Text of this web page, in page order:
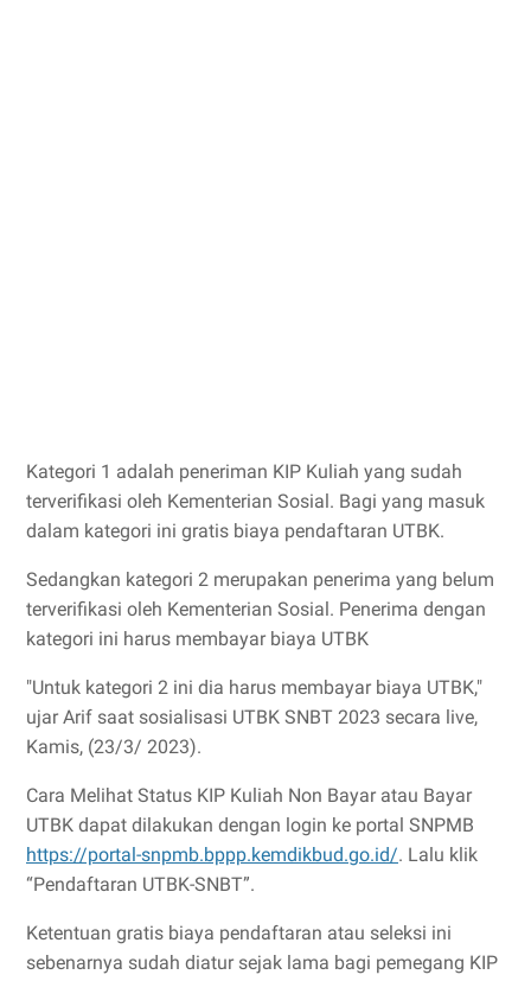
Kategori 1 adalah peneriman KIP Kuliah yang sudah
terverifikasi oleh Kementerian Sosial. Bagi yang masuk
dalam kategori ini gratis biaya pendaftaran UTBK.
Sedangkan kategori 2 merupakan penerima yang belum
terverifikasi oleh Kementerian Sosial. Penerima dengan
kategori ini harus membayar biaya UTBK
"Untuk kategori 2 ini dia harus membayar biaya UTBK,"
ujar Arif saat sosialisasi UTBK SNBT 2023 secara live,
Kamis, (23/3/ 2023).
Cara Melihat Status KIP Kuliah Non Bayar atau Bayar
UTBK dapat dilakukan dengan login ke portal SNPMB
https://portal-snpmb.bppp.kemdikbud.go.id/. Lalu klik
“Pendaftaran UTBK-SNBT”.
Ketentuan gratis biaya pendaftaran atau seleksi ini
sebenarnya sudah diatur sejak lama bagi pemegang KIP